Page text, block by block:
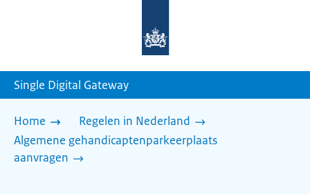
homepage
Single Digital Gateway
Home
Regelen in Nederland
Algemene gehandicaptenparkeerplaats
aanvragen